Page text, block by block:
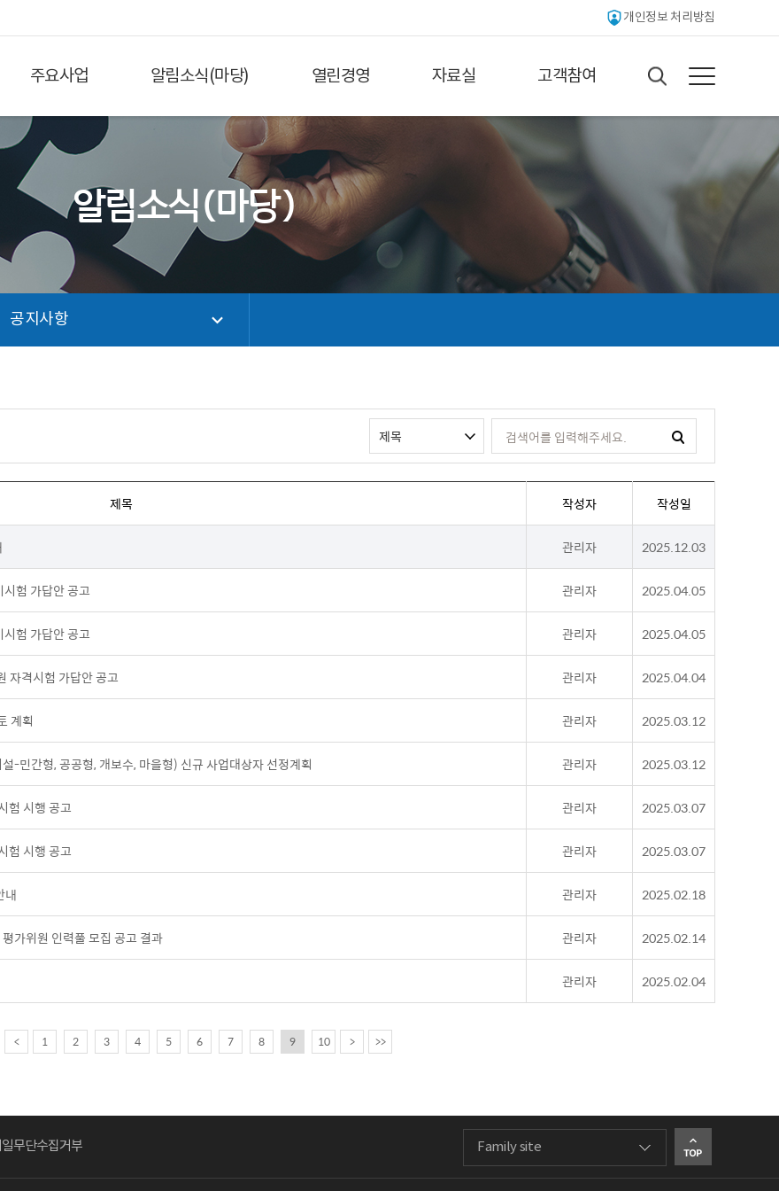
개인정보 처리방침
주요사업 알림소식(마당) 열린경영 자료실 고객참여
알림소식(마당)
공지사항
제목 작성자 작성일
관리자 2025.12.03
험 가답안 공고 관리자 2025.04.05
험 가답안 공고 관리자 2025.04.05
자격시험 가답안 공고 관리자 2025.04.04
계획 관리자 2025.03.12
민간형, 공공형, 개보수, 마을형) 신규 사업대상자 선정계획 관리자 2025.03.12
험 시행 공고 관리자 2025.03.07
험 시행 공고 관리자 2025.03.07
내 관리자 2025.02.18
가위원 인력풀 모집 공고 결과 관리자 2025.02.14
관리자 2025.02.04
< 1 2 3 4 5 6 7 8 9 10 > >>
무단수집거부 Family site